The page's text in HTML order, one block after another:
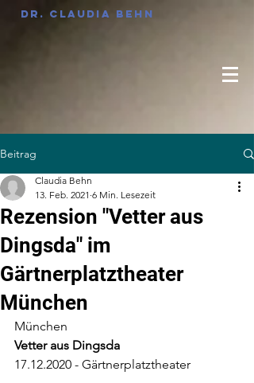
Dr. Claudia Behn
Beitrag
Rezension "Vetter aus
Dingsda" im
Gärtnerplatztheater
München
Claudia Behn
13. Feb. 2021 6 Min. Lesezeit
München
Vetter aus Dingsda
17.12.2020 - Gärtnerplatztheater